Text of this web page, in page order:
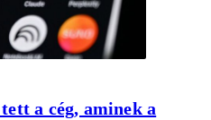
a cég, aminek a